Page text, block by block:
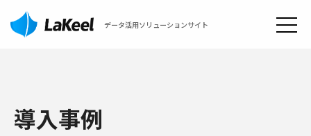
データ活用ソリューションサイト
導入事例